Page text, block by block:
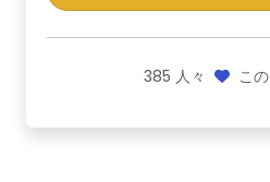
385 人々 こ